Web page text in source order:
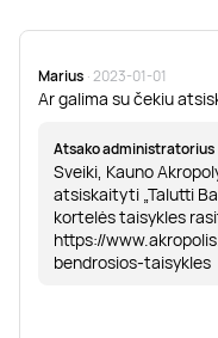
Marius · 2023-01-01
Ar galima su čekiu
Atsako administratorius
Sveiki, Kauno
atsiskaityti „Talutti
kortelės taisykles
https://
bendrosios-taisykles